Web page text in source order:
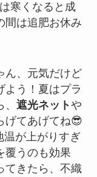
寒くなると成
間は追肥お休み
ん、元気だけど
よう！夏はプラ
遮光ネットや
げてあげてね😎
が上がりすぎ
覆うのも効果
てきたら、不織